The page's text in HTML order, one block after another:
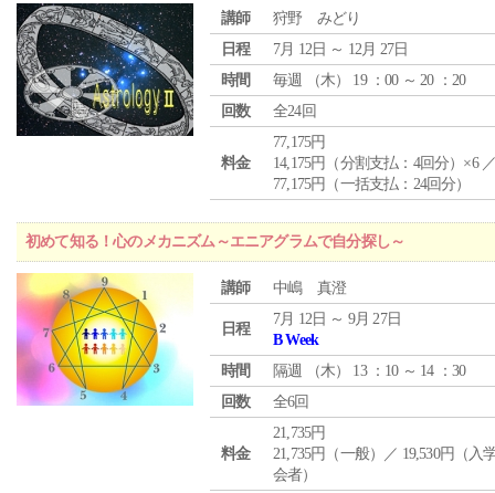
講師
狩野 みどり
日程
7月 12日 ～ 12月 27日
時間
毎週 （木） 19 ：00 ～ 20 ：20
回数
全24回
料金
77,175円
14,175円（分割支払：4回分）×6
77,175円（一括支払：24回分）
初めて知る！心のメカニズム～エニアグラムで自分探し～
講師 中嶋 真澄
日程
7月 12日 ～ 9月 27日
B Week
時間
隔週 （木） 13 ：10 ～ 14 ：30
回数
全6回
料金
21,735円
21,735円（一般）／ 19,530円（入
会者）